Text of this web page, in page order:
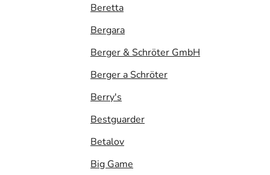
Beretta
Bergara
Berger & Schröter GmbH
Berger a Schröter
Berry's
Bestguarder
Betalov
Big Game